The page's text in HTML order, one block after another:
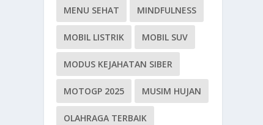
MENU SEHAT MINDFULNESS
MOBIL LISTRIK MOBIL SUV
MODUS KEJAHATAN SIBER
MOTOGP 2025 MUSIM HUJAN
OLAHRAGA TERBAIK